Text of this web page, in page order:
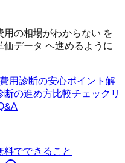
の相場がわからない を
データ へ進めるように
用診断の安心ポイント 解
断の進め方比較チェックリ
料でできること